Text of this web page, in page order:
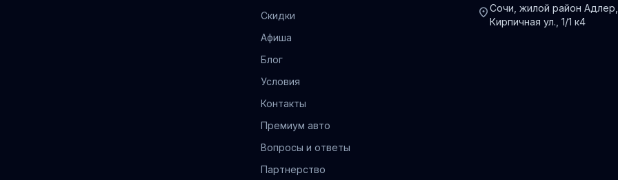
Скидки
Афиша
Блог
Условия
Контакты
Премиум авто
Вопросы и ответы
Партнерство
location_onСочи, жилой район Адлер,
Кирпичная ул., 1/1 к4